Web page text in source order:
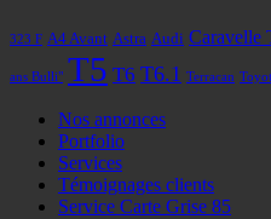
323 F A4 Avant Astra Audi Caravelle
ans Bulli" T5 T6 T6.1 Terracan
Nos annonces
Portfolio
Services
Témoignages clients
Service Carte Grise 85